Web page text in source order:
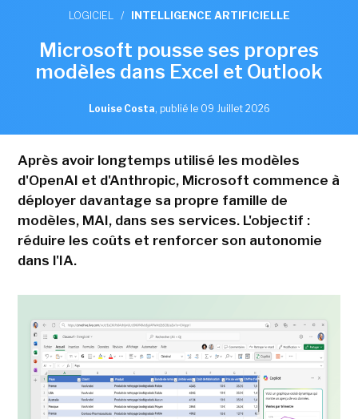
LOGICIEL / INTELLIGENCE ARTIFICIELLE
Microsoft pousse ses propres
modèles dans Excel et Outlook
Louise Costa, publié le 09 Juillet 2026
Après avoir longtemps utilisé les modèles
d'OpenAI et d'Anthropic, Microsoft commence à
déployer davantage sa propre famille de
modèles, MAI, dans ses services. L'objectif :
réduire les coûts et renforcer son autonomie
dans l'IA.